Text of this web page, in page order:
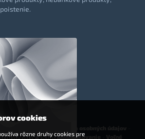
058 01
-Finančné sprostredkovanie
cookies
rôzne druhy cookies pre